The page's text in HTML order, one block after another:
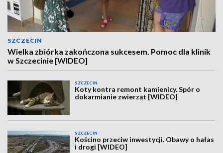
SZCZECIN
Wielka zbiórka zakończona sukcesem. Pomoc dla klinik
w Szczecinie [WIDEO]
SZCZECIN
Koty kontra remont kamienicy. Spór o
dokarmianie zwierząt [WIDEO]
SZCZECIN
Kościno przeciw inwestycji. Obawy o hałas
i drogi [WIDEO]